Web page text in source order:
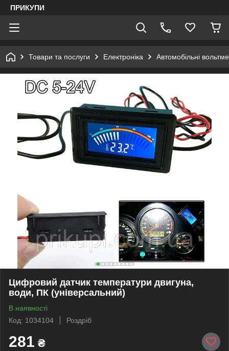
ПРИКУПИ
Товари та послуги Електроніка Автомобільні
Цифровий датчик температури двигуна,
води, ПК (універсальний)
В наявності
Код: 1034104
Роздріб
281 ₴